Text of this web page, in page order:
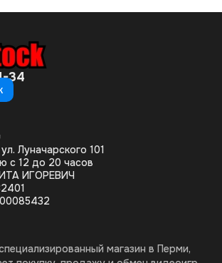
34
Луначарского 101
с 12 до 20 часов
ИГОРЕВИЧ
магазин в Перми,